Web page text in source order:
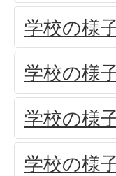
学校の様
学校の様
学校の様
学校の様